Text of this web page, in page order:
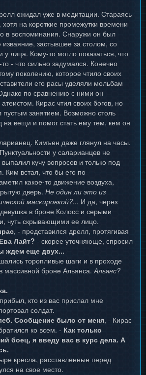
ожидал уже в медитации. Стараясь
на короткие промежутки времени
в воспоминания. Снаружи он был
застывшее за столом, со
лица. Кому-то могло показаться, что
- что сильно задумался. Конечно
поколению, которое чтило своих
его расы уделяли мольбам
по сравнению с ними он
Кирас чтил своих богов, но
пустым занятием. Возможно столь
на вещи и помог стать ему тем, кем он
Кимъен даже глянул на часы.
у саларианцев не
кучу вопросов и только под
Ким встал, что бы его по
какое-то движение воздуха,
дверь. Не один ли это из
маскировкой?... И да, через
в броне Колосс и серыми
чуть скрывающими ее лицо.
, - представился дрелл, протягивая
Ева Лайт? - скорее уточняюще, спросил
ждем еще двух...
торопливые шаги и в проходе
массивной броне Альянса.Альянс?
кто из вас прислал мне
солдат.
Сообщение было от меня, - Кирас
ко всем. - Как только
боец, я введу вас в курс дела. А
кресла, расставленные перед
на свое место.